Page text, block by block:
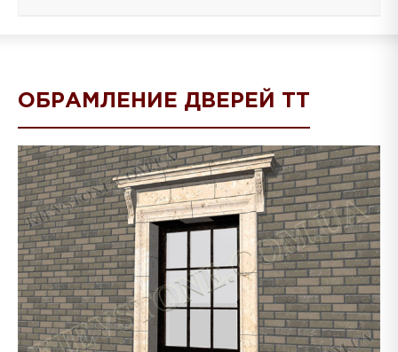
ОБРАМЛЕНИЕ ДВЕРЕЙ ТТ